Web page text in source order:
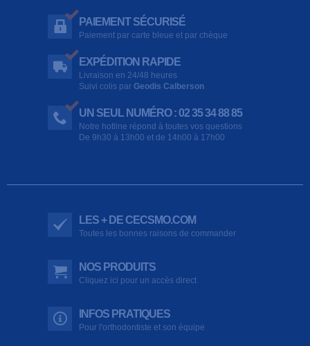
PAIEMENT SÉCURISÉ
Paiement par carte bleue et par chèque
EXPÉDITION RAPIDE
Livraison en 24/48 heures
Suivi colis par Geodis Calberson
UN SEUL NUMÉRO : 02 35 34 88 85
Notre hotline répond à toutes vos questions
De 9h30 à 13h00 et de 14h00 à 17h00
LES + DE CECSMO.COM
Toutes les bonnes raisons de commander
NOS PRODUITS
Cliquez ici pour un accès direct
INFOS PRATIQUES
Pour l'orthodontiste et son équipe